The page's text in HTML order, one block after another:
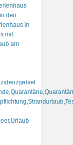
den
in
mit
am
Quarantäne
Strandurlaub
, Urlaub